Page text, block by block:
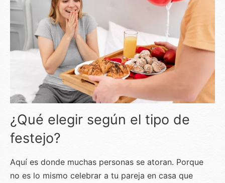
¿Qué elegir según el tipo de
festejo?
Aquí es donde muchas personas se atoran. Porque
no es lo mismo celebrar a tu pareja en casa que